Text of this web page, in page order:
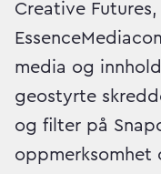
Creative
media og
geostyrte
og filter på
oppmerksomhet